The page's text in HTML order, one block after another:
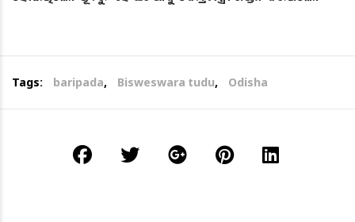
Tags: baripada, Bisweswara tudu, Odisha